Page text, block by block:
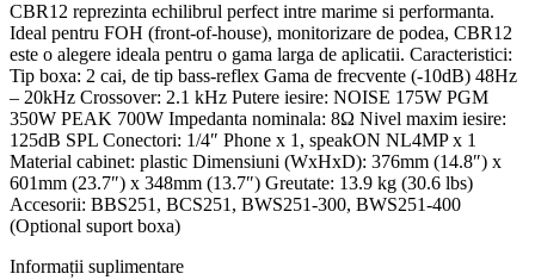
CBR12 reprezinta echilibrul perfect intre marime si performanta.
Ideal pentru FOH (front-of-house), monitorizare de podea, CBR12
este o alegere ideala pentru o gama larga de aplicatii. Caracteristici:
Tip boxa: 2 cai, de tip bass-reflex Gama de frecvente (-10dB) 48Hz
– 20kHz Crossover: 2.1 kHz Putere iesire: NOISE 175W PGM
350W PEAK 700W Impedanta nominala: 8Ω Nivel maxim iesire:
125dB SPL Conectori: 1/4″ Phone x 1, speakON NL4MP x 1
Material cabinet: plastic Dimensiuni (WxHxD): 376mm (14.8″) x
601mm (23.7″) x 348mm (13.7″) Greutate: 13.9 kg (30.6 lbs)
Accesorii: BBS251, BCS251, BWS251-300, BWS251-400
(Optional suport boxa)
Informații suplimentare